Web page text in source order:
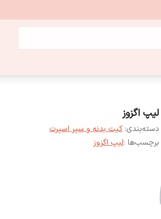
لیپ اگزوز
دسته‌بندی: کیت بدنه و سپر اسپرت
برچسب‌ها :لیپ اگز‌وز